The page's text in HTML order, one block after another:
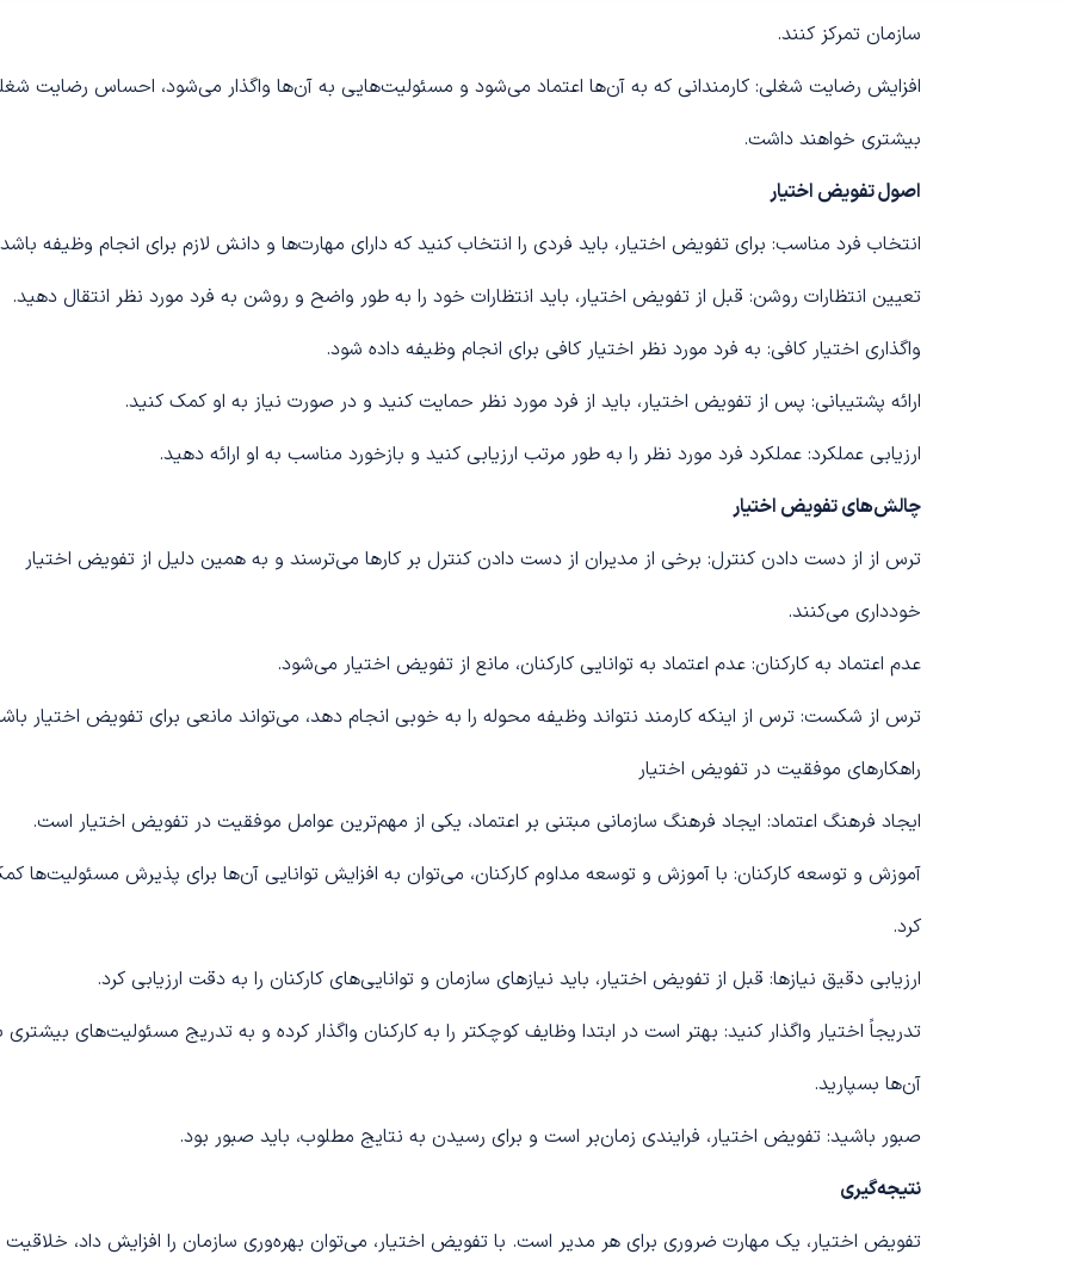
سازمان تمرکز کنند.
افزایش رضایت شغلی: کارمندانی که به آن‌ها اعتماد می‌شود و مسئولیت‌هایی به آن‌ها واگذار می‌شود، احساس رضایت
بیشتری خواهند داشت.
اصول تفویض اختیار
انتخاب فرد مناسب: برای تفویض اختیار، باید فردی را انتخاب کنید که دارای مهارت‌ها و دانش لازم برای انجام وظیفه
تعیین انتظارات روشن: قبل از تفویض اختیار، باید انتظارات خود را به طور واضح و روشن به فرد مورد نظر انتقال دهید.
واگذاری اختیار کافی: به فرد مورد نظر اختیار کافی برای انجام وظیفه داده شود.
ارائه پشتیبانی: پس از تفویض اختیار، باید از فرد مورد نظر حمایت کنید و در صورت نیاز به او کمک کنید.
ارزیابی عملکرد: عملکرد فرد مورد نظر را به طور مرتب ارزیابی کنید و بازخورد مناسب به او ارائه دهید.
چالش‌های تفویض اختیار
ترس از از دست دادن کنترل: برخی از مدیران از دست دادن کنترل بر کارها می‌ترسند و به همین دلیل از تفویض اختیار
خودداری می‌کنند.
عدم اعتماد به کارکنان: عدم اعتماد به توانایی کارکنان، مانع از تفویض اختیار می‌شود.
ترس از شکست: ترس از اینکه کارمند نتواند وظیفه محوله را به خوبی انجام دهد، می‌تواند مانعی برای تفویض اختیار
راهکارهای موفقیت در تفویض اختیار
ایجاد فرهنگ اعتماد: ایجاد فرهنگ سازمانی مبتنی بر اعتماد، یکی از مهم‌ترین عوامل موفقیت در تفویض اختیار است.
آموزش و توسعه کارکنان: با آموزش و توسعه مداوم کارکنان، می‌توان به افزایش توانایی آن‌ها برای پذیرش مسئولیت‌ها
کرد.
ارزیابی دقیق نیازها: قبل از تفویض اختیار، باید نیازهای سازمان و توانایی‌های کارکنان را به دقت ارزیابی کرد.
تدریجاً اختیار واگذار کنید: بهتر است در ابتدا وظایف کوچکتر را به کارکنان واگذار کرده و به تدریج مسئولیت‌های بیشتری
آن‌ها بسپارید.
صبور باشید: تفویض اختیار، فرایندی زمان‌بر است و برای رسیدن به نتایج مطلوب، باید صبور بود.
نتیجه‌گیری
تفویض اختیار، یک مهارت ضروری برای هر مدیر است. با تفویض اختیار، می‌توان بهره‌وری سازمان را افزایش داد، خلاقیت